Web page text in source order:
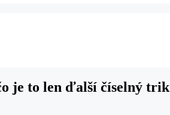
je to len ďalší číselný trik